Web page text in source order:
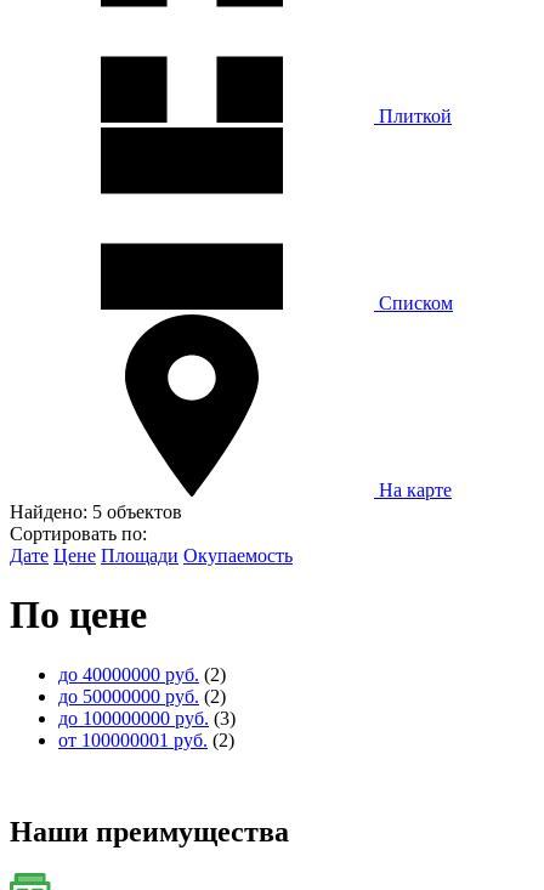
Плиткой
Списком
На карте
Найдено: 5 объектов
Сортировать по:
Дате Цене Площади Окупаемость
По цене
до 40000000 руб. (2)
до 50000000 руб. (2)
до 100000000 руб. (3)
от 100000001 руб. (2)
Наши преимущества